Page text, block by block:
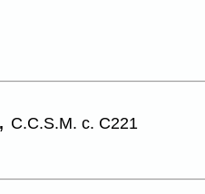
C.C.S.M. c. C221